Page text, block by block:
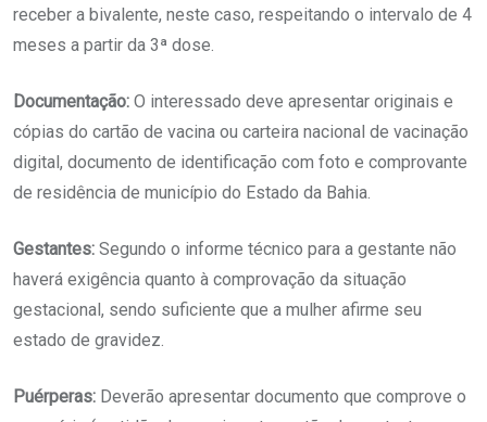
receber a bivalente, neste caso, respeitando o intervalo de 4
meses a partir da 3ª dose.
Documentação: O interessado deve apresentar originais e
cópias do cartão de vacina ou carteira nacional de vacinação
digital, documento de identificação com foto e comprovante
de residência de município do Estado da Bahia.
Gestantes: Segundo o informe técnico para a gestante não
haverá exigência quanto à comprovação da situação
gestacional, sendo suficiente que a mulher afirme seu
estado de gravidez.
Puérperas: Deverão apresentar documento que comprove o